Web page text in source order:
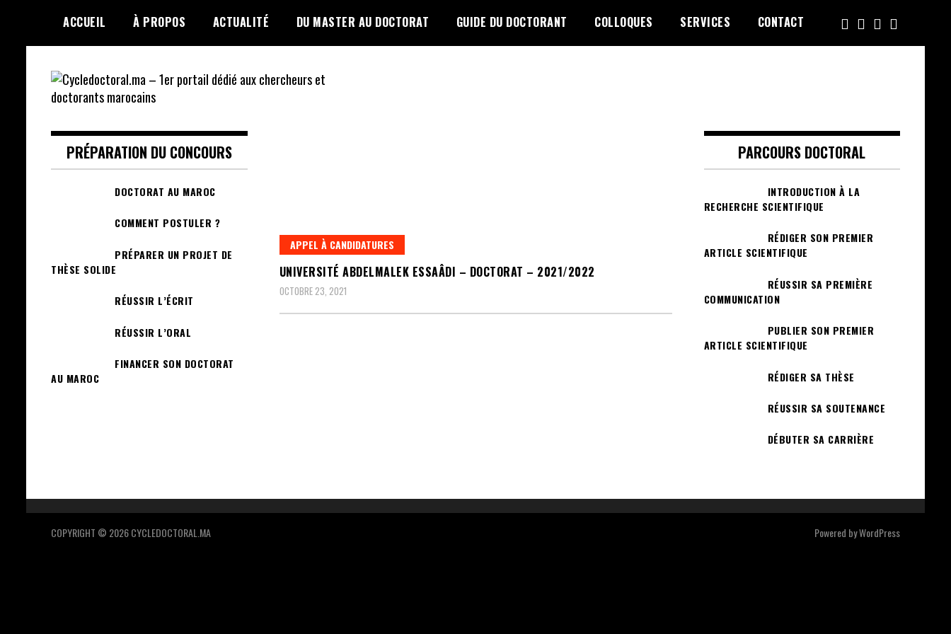
content
ACCUEIL À PROPOS ACTUALITÉ DU MASTER AU DOCTORAT GUIDE DU DOCTORANT COLLOQUES SERVICES CONTACT
Cycledoctoral.ma –
1er portail dédié
aux chercheurs et
doctorants
marocains
APPEL À CANDIDATURES
UNIVERSITÉ ABDELMALEK ESSAÂDI – DOCTORAT – 2021/2022
OCTOBRE 23, 2021
PRÉPARATION DU CONCOURS
DOCTORAT AU MAROC
COMMENT POSTULER ?
PRÉPARER UN PROJET DE
THÈSE SOLIDE
RÉUSSIR L’ÉCRIT
RÉUSSIR L’ORAL
FINANCER SON DOCTORAT
AU MAROC
PARCOURS DOCTORAL
INTRODUCTION À LA
RECHERCHE SCIENTIFIQUE
RÉDIGER SON PREMIER
ARTICLE SCIENTIFIQUE
RÉUSSIR SA PREMIÈRE
COMMUNICATION
PUBLIER SON PREMIER
ARTICLE SCIENTIFIQUE
RÉDIGER SA THÈSE
RÉUSSIR SA SOUTENANCE
DÉBUTER SA CARRIÈRE
COPYRIGHT © 2026 CYCLEDOCTORAL.MA Powered byWordPress